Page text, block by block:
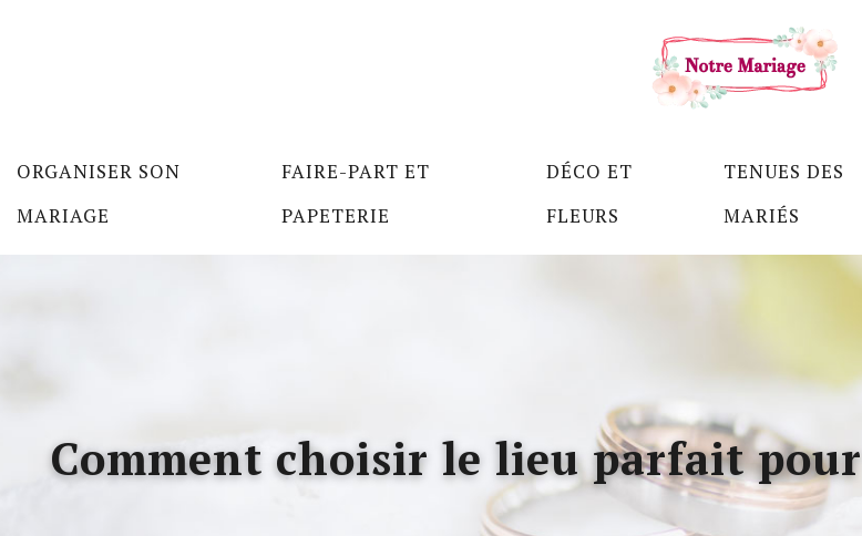
ORGANISER SON
MARIAGE
FAIRE-PART ET
PAPETERIE
DÉCO ET
FLEURS
TENUES DES
MARIÉS
Comment choisir le lieu parfait